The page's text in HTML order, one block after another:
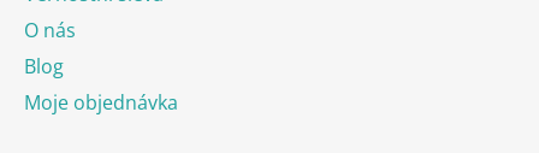
O nás
Blog
Moje objednávka